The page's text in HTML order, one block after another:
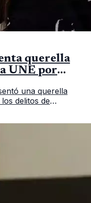
querella
UNE por
una querella
delitos de